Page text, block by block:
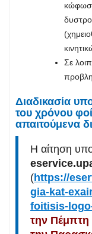
Σε
Διαδικασία
του χρόνου
απαιτούμενα
Η αίτηση
eservice.
(https://
gia-kat-
foitisis-
την Πέμπτη